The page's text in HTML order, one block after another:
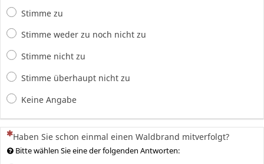
Stimme zu
Stimme weder zu noch nicht zu
Stimme nicht zu
Stimme überhaupt nicht zu
Keine Angabe
(Dies ist eine Pflichtfrage.)
Haben Sie schon einmal einen Waldbrand mitverfolgt?
Bitte wählen Sie eine der folgenden Antworten: